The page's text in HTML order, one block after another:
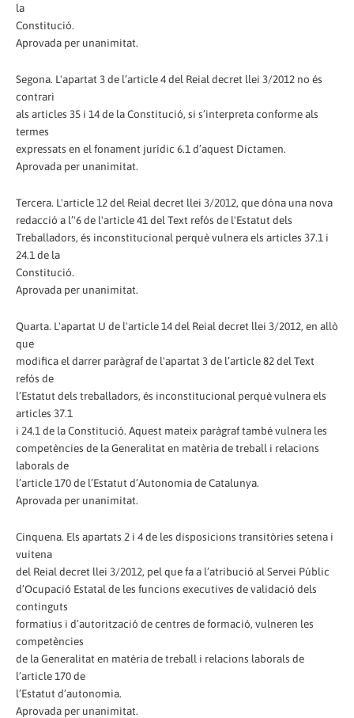
la
Constitució.
Aprovada per unanimitat.
Segona. L'apartat 3 de l’article 4 del Reial decret llei 3/2012 no és
contrari
als articles 35 i 14 de la Constitució, si s’interpreta conforme als
termes
expressats en el fonament jurídic 6.1 d’aquest Dictamen.
Aprovada per unanimitat.
Tercera. L'article 12 del Reial decret llei 3/2012, que dóna una nova
redacció a l’'6 de l'article 41 del Text refós de l'Estatut dels
Treballadors, és inconstitucional perquè vulnera els articles 37.1 i
24.1 de la
Constitució.
Aprovada per unanimitat.
Quarta. L'apartat U de l'article 14 del Reial decret llei 3/2012, en allò
que
modifica el darrer paràgraf de l'apartat 3 de l’article 82 del Text
refós de
l’Estatut dels treballadors, és inconstitucional perquè vulnera els
articles 37.1
i 24.1 de la Constitució. Aquest mateix paràgraf també vulnera les
competències de la Generalitat en matèria de treball i relacions
laborals de
l’article 170 de l’Estatut d’Autonomia de Catalunya.
Aprovada per unanimitat.
Cinquena. Els apartats 2 i 4 de les disposicions transitòries setena i
vuitena
del Reial decret llei 3/2012, pel que fa a l’atribució al Servei Públic
d’Ocupació Estatal de les funcions executives de validació dels
continguts
formatius i d’autorització de centres de formació, vulneren les
competències
de la Generalitat en matèria de treball i relacions laborals de
l’article 170 de
l’Estatut d’autonomia.
Aprovada per unanimitat.